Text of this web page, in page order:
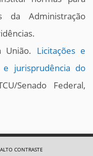
da Administração
União. Licitações e
e jurisprudência do
Senado Federal,
ALTO CONTRASTE